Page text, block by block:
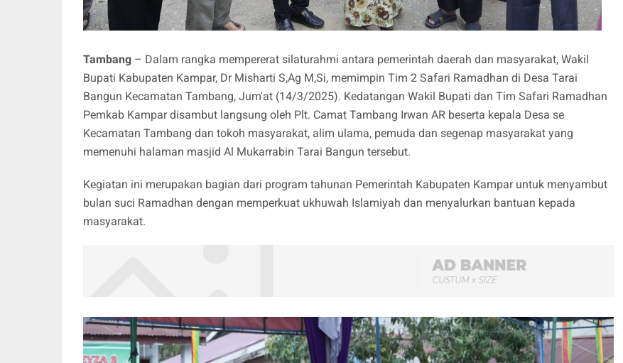
Tambang – Dalam rangka mempererat silaturahmi antara pemerintah daerah dan masyarakat, Wakil
Bupati Kabupaten Kampar, Dr Misharti S,Ag M,Si, memimpin Tim 2 Safari Ramadhan di Desa Tarai
Bangun Kecamatan Tambang, Jum'at (14/3/2025). Kedatangan Wakil Bupati dan Tim Safari Ramadhan
Pemkab Kampar disambut langsung oleh Plt. Camat Tambang Irwan AR beserta kepala Desa se
Kecamatan Tambang dan tokoh masyarakat, alim ulama, pemuda dan segenap masyarakat yang
memenuhi halaman masjid Al Mukarrabin Tarai Bangun tersebut.
Kegiatan ini merupakan bagian dari program tahunan Pemerintah Kabupaten Kampar untuk menyambut
bulan suci Ramadhan dengan memperkuat ukhuwah Islamiyah dan menyalurkan bantuan kepada
masyarakat.